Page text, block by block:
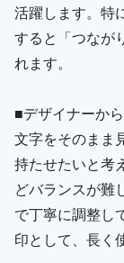
活躍します。特
すると「つなが
れます。
■デザイナーか
文字をそのまま
持たせたいと考
どバランスが難
で丁寧に調整し
印として、長く